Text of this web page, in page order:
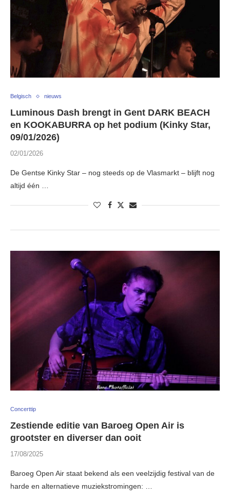
Belgisch nieuws
Luminous Dash brengt in Gent DARK BEACH
en KOOKABURRA op het podium (Kinky Star,
09/01/2026)
02/01/2026
De Gentse Kinky Star – nog steeds op de Vlasmarkt – blijft nog
altijd één …
Concerttip
Zestiende editie van Baroeg Open Air is
grootster en diverser dan ooit
17/08/2025
Baroeg Open Air staat bekend als een veelzijdig festival van de
harde en alternatieve muziekstromingen: …